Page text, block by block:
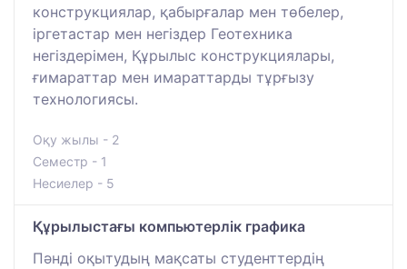
конструкциялар, қабырғалар мен төбелер,
іргетастар мен негіздер Геотехника
негіздерімен, Құрылыс конструкциялары,
ғимараттар мен имараттарды тұрғызу
технологиясы.
Оқу жылы - 2
Семестр - 1
Несиелер - 5
Құрылыстағы компьютерлік графика
Пәнді оқытудың мақсаты студенттердің